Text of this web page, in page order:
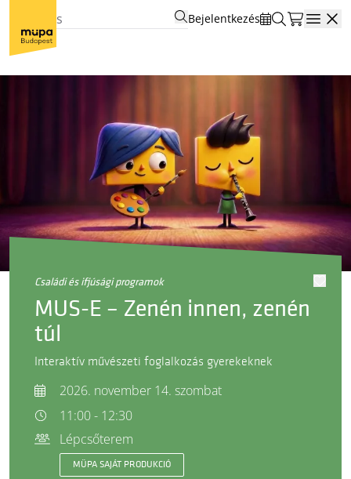
Bejelentkezés
családi és ifjúsági programok
MUS-E – Zenén innen, zenén
túl
Interaktív művészeti foglalkozás gyerekeknek
2026. november 14. szombat
11:00 - 12:30
Lépcsőterem
MÜPA SAJÁT PRODUKCIÓ